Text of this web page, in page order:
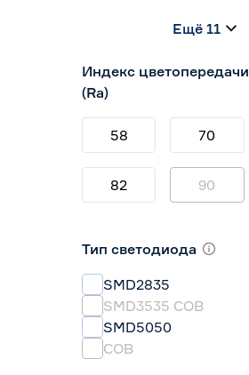
5 7
Ещё 11
Индекс цветопередачи
(Ra)
58 70
82 90
Тип светодиода
SMD2835
SMD3535 СОВ
SMD5050
СОВ